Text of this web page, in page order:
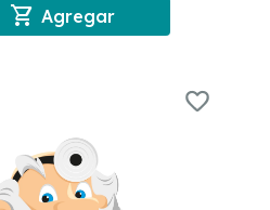
shopping_cart Agregar